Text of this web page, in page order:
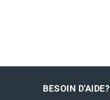
BESOIN D'AIDE?